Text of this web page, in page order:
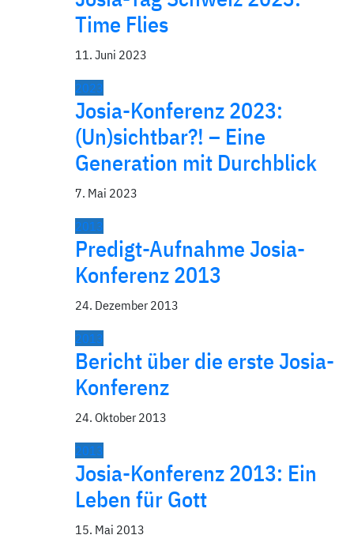
Time Flies
11. Juni 2023
2023
Josia-Konferenz 2023:
(Un)sichtbar?! – Eine
Generation mit Durchblick
7. Mai 2023
2013
Predigt-Aufnahme Josia-
Konferenz 2013
24. Dezember 2013
2013
Bericht über die erste Josia-
Konferenz
24. Oktober 2013
2013
Josia-Konferenz 2013: Ein
Leben für Gott
15. Mai 2013